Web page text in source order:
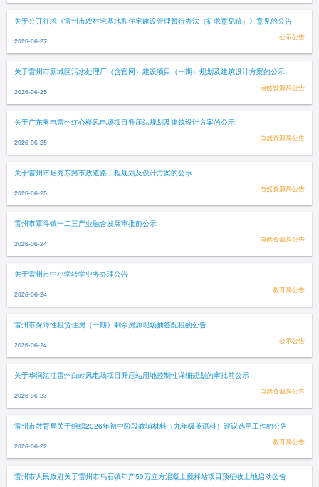
关于公开征求《雷州市农村宅基地和住宅建设管理暂行办法（征求意见稿）》意见的公告
2026-06-27 公示公告
关于雷州市新城区污水处理厂（含官网）建设项目（一期）规划及建筑设计方案的公示
2026-06-25 自然资源局公告
关于广东粤电雷州红心楼风电场项目升压站规划及建筑设计方案的公示
2026-06-25 自然资源局公告
关于雷州市启秀东路市政道路工程规划及设计方案的公示
2026-06-25 自然资源局公告
雷州市覃斗镇一二三产业融合发展审批前公示
2026-06-24 自然资源局公告
关于雷州市中小学转学业务办理公告
2026-06-24 教育局公告
雷州市保障性租赁住房（一期）剩余房源现场抽签配租的公告
2026-06-24 公示公告
关于华润湛江雷州白岭风电场项目升压站用地控制性详细规划的审批前公示
2026-06-23 自然资源局公告
雷州市教育局关于组织2026年初中阶段教辅材料（九年级英语科）评议选用工作的公告
2026-06-22 教育局公告
雷州市人民政府关于雷州市乌石镇年产50万立方混凝土搅拌站项目预征收土地启动公告